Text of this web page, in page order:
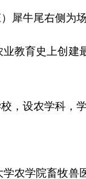
犀牛尾右侧为场
教育史上创建
，设农学科，学
农学院畜牧兽